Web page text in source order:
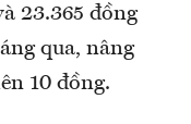
23.365 đồng
qua, nâng
10 đồng.